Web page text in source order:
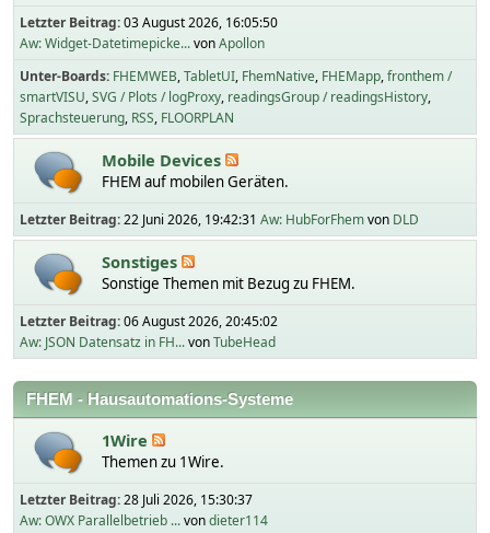
Letzter Beitrag:03 August 2026, 16:05:50
Aw: Widget-Datetimepicke...vonApollon
Unter-Boards FHEMWEB TabletUI FhemNative FHEMapp fronthem /
smartVISU SVG / Plots / logProxy readingsGroup / readingsHistory
Sprachsteuerung RSS FLOORPLAN
Mobile Devices
FHEM auf mobilen Geräten.
Letzter Beitrag:22 Juni 2026, 19:42:31 Aw: HubForFhemvon DLD
Sonstiges
Sonstige Themen mit Bezug zu FHEM.
Letzter Beitrag:06 August 2026, 20:45:02
Aw: JSON Datensatz in FH...vonTubeHead
FHEM - Hausautomations-Systeme
1Wire
Themen zu 1Wire.
Letzter Beitrag:28 Juli 2026, 15:30:37
Aw: OWX Parallelbetrieb ...vondieter114